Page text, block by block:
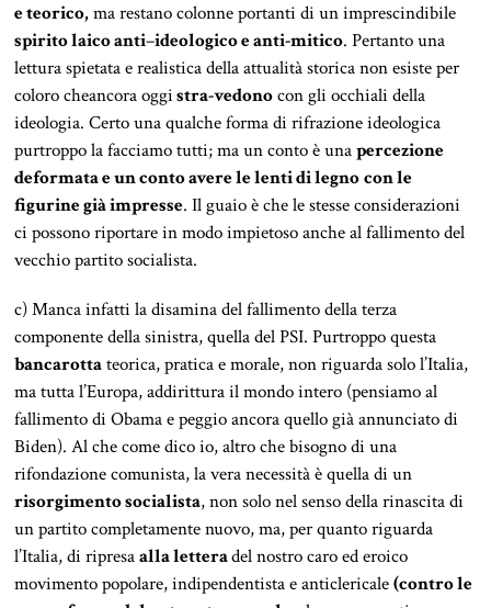
e teorico,ma restano colonne portanti di un imprescindibile
spirito laico anti–ideologico e anti-mitico. Pertanto una
lettura spietata e realistica della attualità storica non esiste per
coloro cheancora oggistra-vedonocon gli occhiali della
ideologia. Certo una qualche forma di rifrazione ideologica
purtroppo la facciamo tutti; ma un conto è unapercezione
deformata e un conto avere le lenti di legno con le
figurine già impresse. Il guaio è che le stesse considerazioni
ci possono riportare in modo impietoso anche al fallimento del
vecchio partito socialista.
c) Manca infatti la disamina del fallimento della terza
componente della sinistra, quella del PSI. Purtroppo questa
bancarottateorica, pratica e morale, non riguarda solo l’Italia,
ma tutta l’Europa, addirittura il mondo intero (pensiamo al
fallimento di Obama e peggio ancora quello già annunciato di
Biden). Al che come dico io, altro che bisogno di una
rifondazione comunista, la vera necessità è quella di un
risorgimento socialista, non solo nel senso della rinascita di
un partito completamente nuovo, ma, per quanto riguarda
l’Italia, di ripresaalla letteradel nostro caro ed eroico
movimento popolare, indipendentista e anticlericale(contro le